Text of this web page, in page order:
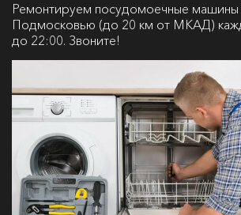
Ремонтируем посудомоечные
Подмосковью (до 20 км от МКАД)
до 22:00. Звоните!